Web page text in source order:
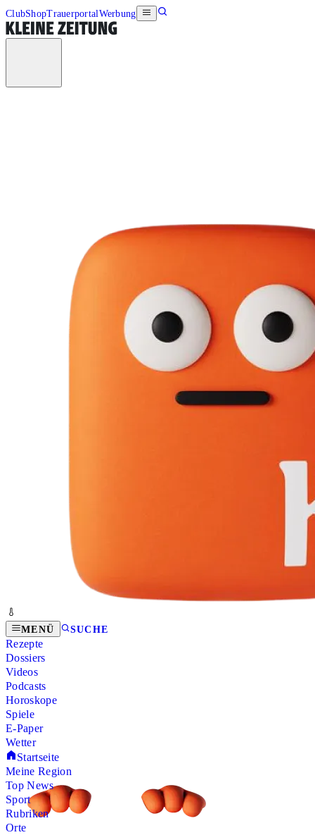
ClubShopTrauerportalWerbung
MENÜ SUCHE
Rezepte
Dossiers
Videos
Podcasts
Horoskope
Spiele
E-Paper
Wetter
Startseite
Meine Region
Top News
Sport
Rubriken
Orte